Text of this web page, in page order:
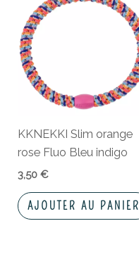
KKNEKKI Slim orange
rose Fluo Bleu indigo
3,50€
AJOUTER AU PANIER